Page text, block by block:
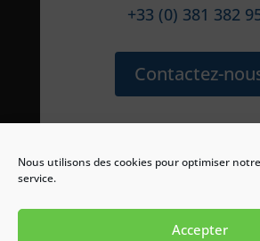
Nous utilisons des cookies pour optimiser
service.
Accepter
+33 (0) 381 382
Contactez-
Mentions légales et CGU